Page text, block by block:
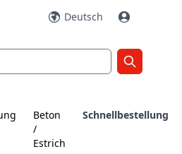
Deutsch
Beton
/
Estrich
Schnellbestellung